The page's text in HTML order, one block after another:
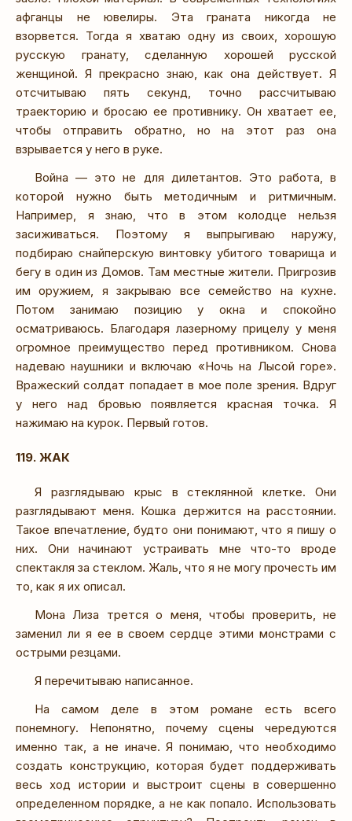
афганцы не ювелиры. Эта граната никогда не
взорвется. Тогда я хватаю одну из своих, хорошую
русскую гранату, сделанную хорошей русской
женщиной. Я прекрасно знаю, как она действует. Я
отсчитываю пять секунд, точно рассчитываю
траекторию и бросаю ее противнику. Он хватает ее,
чтобы отправить обратно, но на этот раз она
взрывается у него в руке.
Война — это не для дилетантов. Это работа, в
которой нужно быть методичным и ритмичным.
Например, я знаю, что в этом колодце нельзя
засиживаться. Поэтому я выпрыгиваю наружу,
подбираю снайперскую винтовку убитого товарища и
бегу в один из Домов. Там местные жители. Пригрозив
им оружием, я закрываю все семейство на кухне.
Потом занимаю позицию у окна и спокойно
осматриваюсь. Благодаря лазерному прицелу у меня
огромное преимущество перед противником. Снова
надеваю наушники и включаю «Ночь на Лысой горе».
Вражеский солдат попадает в мое поле зрения. Вдруг
у него над бровью появляется красная точка. Я
нажимаю на курок. Первый готов.
119. ЖАК
Я разглядываю крыс в стеклянной клетке. Они
разглядывают меня. Кошка держится на расстоянии.
Такое впечатление, будто они понимают, что я пишу о
них. Они начинают устраивать мне что-то вроде
спектакля за стеклом. Жаль, что я не могу прочесть им
то, как я их описал.
Мона Лиза трется о меня, чтобы проверить, не
заменил ли я ее в своем сердце этими монстрами с
острыми резцами.
Я перечитываю написанное.
На самом деле в этом романе есть всего
понемногу. Непонятно, почему сцены чередуются
именно так, а не иначе. Я понимаю, что необходимо
создать конструкцию, которая будет поддерживать
весь ход истории и выстроит сцены в совершенно
определенном порядке, а не как попало. Использовать